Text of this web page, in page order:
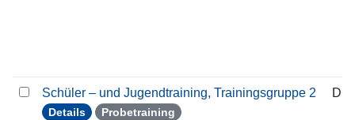
Schüler – und Jugendtraining, Trainingsgruppe 2
Details Probetraining